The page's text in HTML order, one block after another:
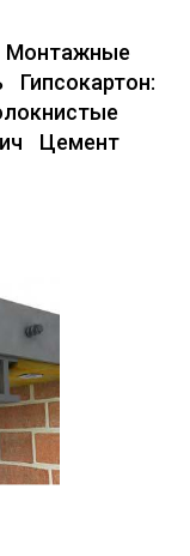
Монтажные
Гипсокартон:
Цемент